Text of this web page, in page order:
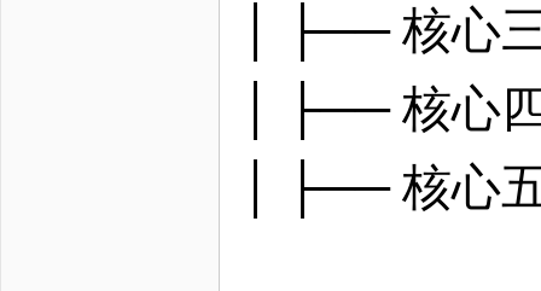
│ ├── 核心
│ ├── 核心
│ ├── 核心